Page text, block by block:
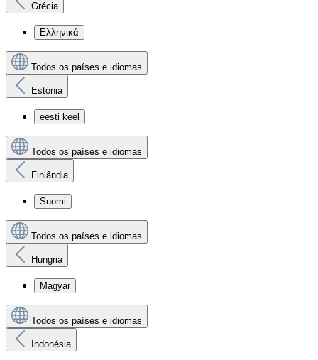
Grécia
Ελληνικά
Todos os países e idiomas
Estónia
eesti keel
Todos os países e idiomas
Finlândia
Suomi
Todos os países e idiomas
Hungria
Magyar
Todos os países e idiomas
Indonésia